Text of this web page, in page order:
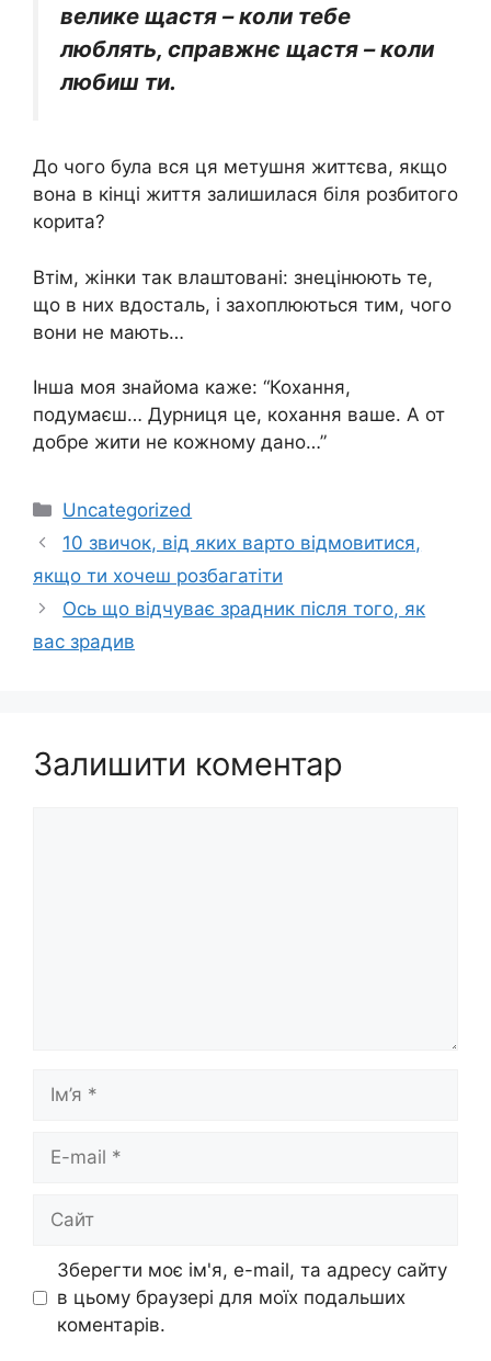
велике щастя – коли тебе
люблять, справжнє щастя – коли
любиш ти.
До чого була вся ця метушня життєва, якщо
вона в кінці життя залишилася біля розбитого
корита?
Втім, жінки так влаштовані: знецінюють те,
що в них вдосталь, і захоплюються тим, чого
вони не мають…
Інша моя знайома каже: “Кохання,
подумаєш… Дурниця це, кохання ваше. А от
добре жити не кожному дано…”
Категорії
Uncategorized
10 звичок, від яких варто відмовитися,
якщо ти хочеш розбагатіти
Ось що відчуває зрадник після того, як
вас зрадив
Залишити коментар
Ім’я
Сайт
Зберегти моє ім'я, e-mail, та адресу сайту
в цьому браузері для моїх подальших
коментарів.